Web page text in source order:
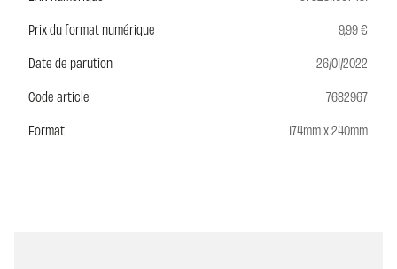
Prix du format numérique
9,99 €
Date de parution
26/01/2022
Code article
7682967
Format
174mm x 240mm